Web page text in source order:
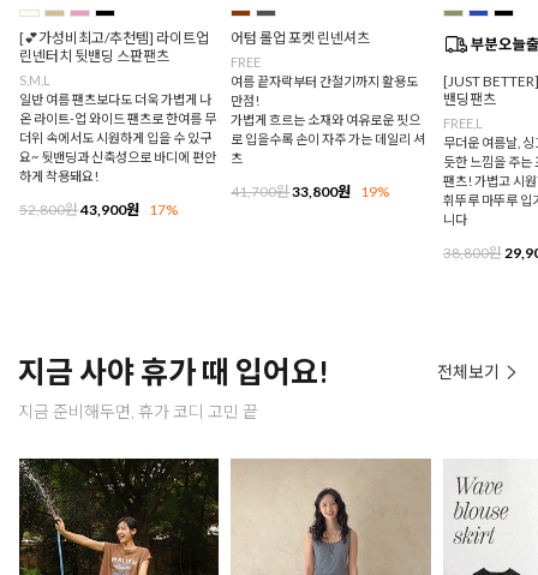
[💕가성비최고/추천템] 라이트업
린넨터치 뒷밴딩 스판팬츠
S,M,L
일반 여름 팬츠보다도 더욱 가볍게 나
온 라이트-업 와이드 팬츠로 한여름 무
더위 속에서도 시원하게 입을 수 있구
요~ 뒷밴딩과 신축성으로 바디에 편안
하게 착용돼요!
52,800원43,900원 17%
어텀 롤업 포켓 린넨셔츠
FREE
여름 끝자락부터 간절기까지 활용도
만점!
가볍게 흐르는 소재와 여유로운 핏으
로 입을수록 손이 자주 가는 데일리 셔
츠
41,700원33,800원 19%
[JUST
밴딩팬츠
FREE,L
무더운 여름날,
듯한 느낌을 주는
팬츠! 가볍고 시
휘뚜루 마뚜루 입
니다
38,800원
지금 사야 휴가 때 입어요!
지금 준비해두면, 휴가 코디 고민 끝
전체보기